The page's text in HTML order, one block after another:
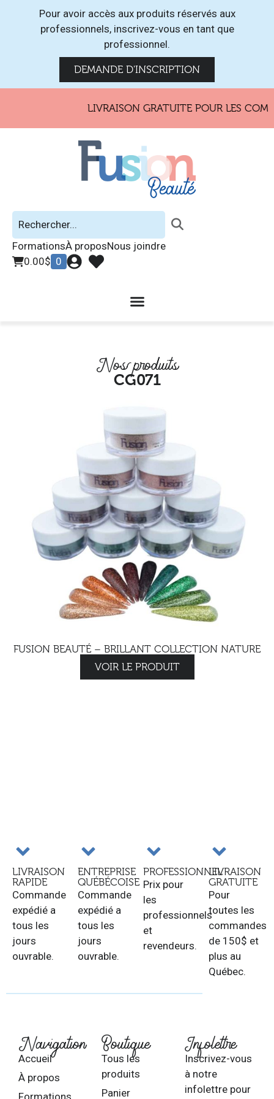
Pour avoir accès aux produits réservés aux
professionnels, inscrivez-vous en tant que
professionnel.
DEMANDE D'INSCRIPTION
LIVRAISON GRATUITE POUR LES
FormationsÀ proposNous joindre
0.00$ 0
Nos produits
CG071
FUSION BEAUTÉ – BRILLANT COLLECTION NATURE
VOIR LE PRODUIT
LIVRAISON
RAPIDE
Commande
expédié a
tous les
jours
ouvrable.
ENTREPRISE
QUÉBÉCOISE
Commande
expédié a
tous les
jours
ouvrable.
PROFESSIONNEL
Prix pour
les
professionnels
et
revendeurs.
LIVRAISON
GRATUITE
Pour
toutes les
commandes
de 150$ et
plus au
Québec.
Navigation
Accueil
À propos
Formations
Boutique
Tous les
produits
Panier
Infolettre
Inscrivez-vous
à notre
infolettre pour